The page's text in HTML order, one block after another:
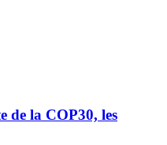
de la COP30, les